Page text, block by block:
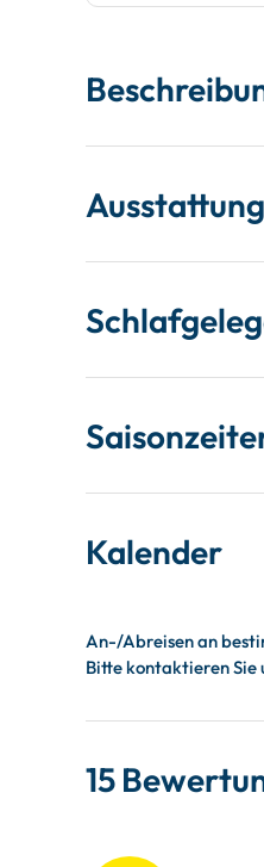
Ausstattung
Kalender
15